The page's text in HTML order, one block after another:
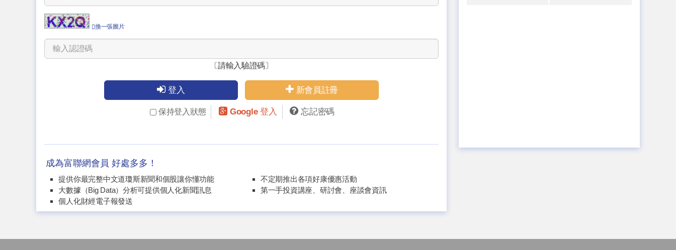
換一張圖片
〔請輸入驗證碼〕
登入 新會員註冊
保持登入狀態 Google 登入 忘記密碼
成為富聯網會員 好處多多！
提供你最完整中文道瓊斯新聞和個股讓你懂功能
大數據（Big Data）分析可提供個人化新聞訊息
個人化財經電子報發送
不定期推出各項好康優惠活動
第一手投資講座、研討會、座談會資訊